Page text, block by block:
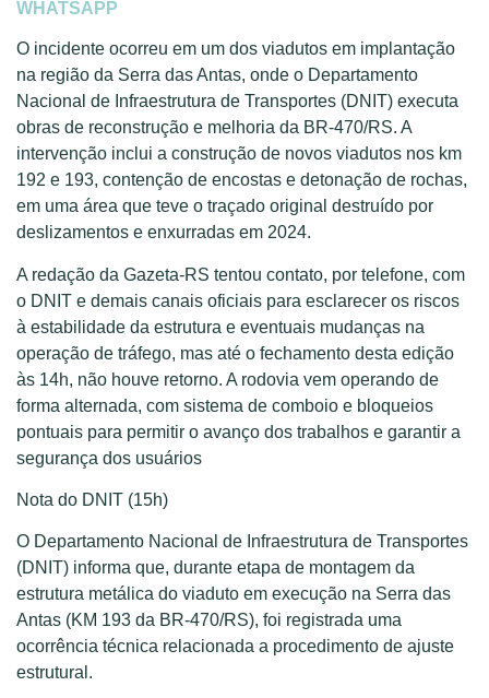
WHATSAPP
O incidente ocorreu em um dos viadutos em implantação
na região da Serra das Antas, onde o Departamento
Nacional de Infraestrutura de Transportes (DNIT) executa
obras de reconstrução e melhoria da BR-470/RS. A
intervenção inclui a construção de novos viadutos nos km
192 e 193, contenção de encostas e detonação de rochas,
em uma área que teve o traçado original destruído por
deslizamentos e enxurradas em 2024.
A redação da Gazeta-RS tentou contato, por telefone, com
o DNIT e demais canais oficiais para esclarecer os riscos
à estabilidade da estrutura e eventuais mudanças na
operação de tráfego, mas até o fechamento desta edição
às 14h, não houve retorno. A rodovia vem operando de
forma alternada, com sistema de comboio e bloqueios
pontuais para permitir o avanço dos trabalhos e garantir a
segurança dos usuários
Nota do DNIT (15h)
O Departamento Nacional de Infraestrutura de Transportes
(DNIT) informa que, durante etapa de montagem da
estrutura metálica do viaduto em execução na Serra das
Antas (KM 193 da BR-470/RS), foi registrada uma
ocorrência técnica relacionada a procedimento de ajuste
estrutural.